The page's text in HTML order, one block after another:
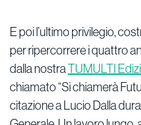
E poi l’ultimo privilegio,
per ripercorrere i quattro
dalla nostraTUMULTI
chiamato “Si chiamerà
citazione a Lucio Dalla